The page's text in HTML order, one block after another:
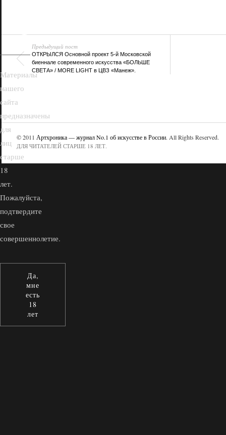
Предыдущий пост
ОТКРЫЛСЯ Основной проект 5-й Московской
биеннале современного искусства «БОЛЬШЕ
СВЕТА» / MORE LIGHT в ЦВЗ «Манеж».
© 2011 Артхроника — журнал No.1 об искусстве в России. All Rights Reserved.
ДЛЯ ЧИТАТЕЛЕЙ СТАРШЕ 18 ЛЕТ.
18+
Материалы
нашего
сайта
предназначены
для
лиц
старше
18
лет.
Пожалуйста,
подтвердите
свое
совершеннолетие.
Да,
мне
есть
18
лет